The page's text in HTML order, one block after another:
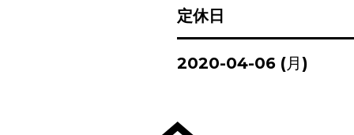
定休日
2020-04-06 (月)